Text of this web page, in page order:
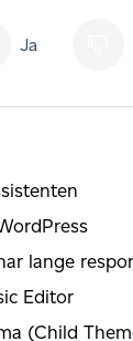
Ja
lange
Editor
(Child